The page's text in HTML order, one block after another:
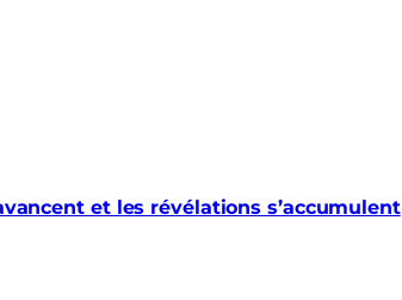
et les révélations s’accumulent